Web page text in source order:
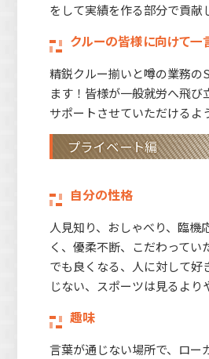
をして実績を作る部分で貢献
クルーの皆様に向けて一
精鋭クルー揃いと噂の業務の
ます！皆様が一般就労へ飛び
サポートさせていただけるよ
プライベート編
自分の性格
人見知り、おしゃべり、臨機
く、優柔不断、こだわってい
でも良くなる、人に対して好
じない、スポーツは見るより
趣味
言葉が通じない場所で、ロー